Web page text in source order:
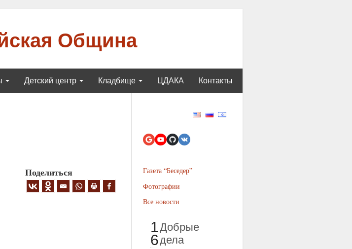
Община
Детский центр Кладбище ЦДАКА Контакты
Поделиться
Газета “Беседер”
Фотографии
Все новости
1
6
Добрые
дела